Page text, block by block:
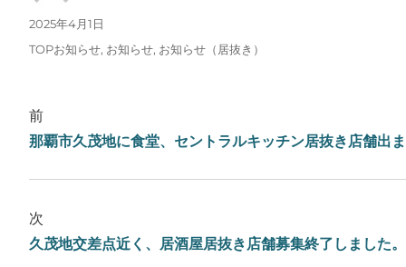
投稿者
投稿日:
2025年4月1日
カテゴリー
TOPお知らせ, お知らせ, お知らせ（居抜き）
前
那覇市久茂地に食堂、セントラルキッチン居抜き店舗出
次
久茂地交差点近く、居酒屋居抜き店舗募集終了しました。